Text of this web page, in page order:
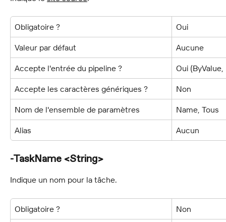
Obligatoire ? Oui
Valeur par défaut Aucune
Accepte l'entrée du pipeline ? Oui
Accepte les caractères génériques ? Non
Nom de l'ensemble de paramètres Name, Tous
Alias Aucun
-TaskName <String>
Indique un nom pour la tâche.
Obligatoire ? Non